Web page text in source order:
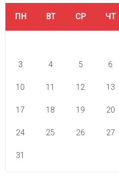
ПН ВТ СР ЧТ
3 4 5 6
10 11 12 13
17 18 19 20
24 25 26 27
31